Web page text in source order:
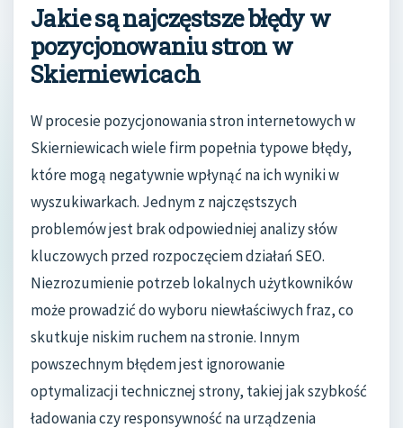
Jakie są najczęstsze błędy w
pozycjonowaniu stron w
Skierniewicach
W procesie pozycjonowania stron internetowych w
Skierniewicach wiele firm popełnia typowe błędy,
które mogą negatywnie wpłynąć na ich wyniki w
wyszukiwarkach. Jednym z najczęstszych
problemów jest brak odpowiedniej analizy słów
kluczowych przed rozpoczęciem działań SEO.
Niezrozumienie potrzeb lokalnych użytkowników
może prowadzić do wyboru niewłaściwych fraz, co
skutkuje niskim ruchem na stronie. Innym
powszechnym błędem jest ignorowanie
optymalizacji technicznej strony, takiej jak szybkość
ładowania czy responsywność na urządzenia